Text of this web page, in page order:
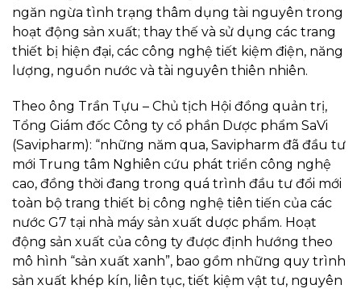
ngăn ngừa tình trạng thâm dụng tài nguyên trong
hoạt động sản xuất; thay thế và sử dụng các trang
thiết bị hiện đại, các công nghệ tiết kiệm điện, năng
lượng, nguồn nước và tài nguyên thiên nhiên.
Theo ông Trần Tựu – Chủ tịch Hội đồng quản trị,
Tổng Giám đốc Công ty cổ phần Dược phẩm SaVi
(Savipharm): “những năm qua, Savipharm đã đầu tư
mới Trung tâm Nghiên cứu phát triển công nghệ
cao, đồng thời đang trong quá trình đầu tư đổi mới
toàn bộ trang thiết bị công nghệ tiên tiến của các
nước G7 tại nhà máy sản xuất dược phẩm. Hoạt
động sản xuất của công ty được định hướng theo
mô hình “sản xuất xanh”, bao gồm những quy trình
sản xuất khép kín, liên tục, tiết kiệm vật tư, nguyên